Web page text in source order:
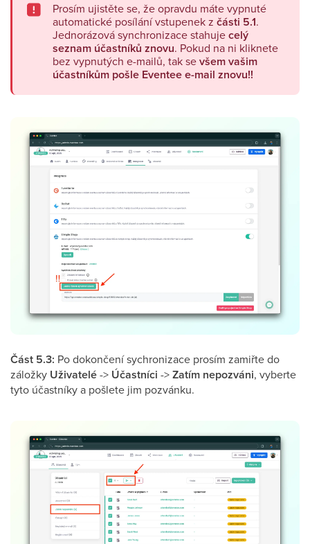
Prosím ujistěte se, že opravdu máte vypnuté
automatické posílání vstupenek z části 5.1.
Jednorázová synchronizace stahujecelý
seznam účastníků znovu. Pokud na ni kliknete
bez vypnutých e-mailů, tak sevšemvašim
účastníkům pošle Eventee e-mail znovu!!
Část 5.3: Po dokončení sychronizace prosím zamiřte do
záložky Uživatelé-> Účastníci ->Zatím nepozváni, vyberte
tyto účastníky a pošlete jim pozvánku.